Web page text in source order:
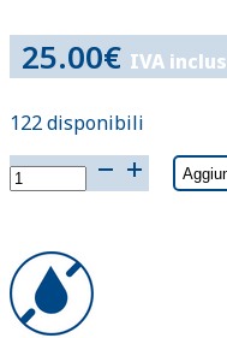
25.00€ IVA
122 disponibili
VISTA
fee
quantità